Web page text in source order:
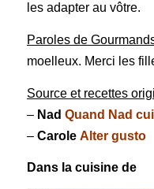
les adapter au vôtre.
Paroles de
moelleux. Merci les
Source et recettes
– Nad Quand Nad
– Carole Alter gusto
Dans la cuisine de